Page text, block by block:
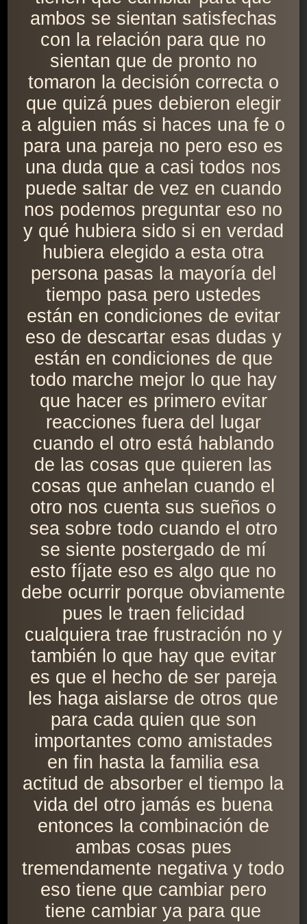
ambos se sientan satisfechas
con la relación para que no
sientan que de pronto no
tomaron la decisión correcta o
que quizá pues debieron elegir
a alguien más si haces una fe o
para una pareja no pero eso es
una duda que a casi todos nos
puede saltar de vez en cuando
nos podemos preguntar eso no
y qué hubiera sido si en verdad
hubiera elegido a esta otra
persona pasas la mayoría del
tiempo pasa pero ustedes
están en condiciones de evitar
eso de descartar esas dudas y
están en condiciones de que
todo marche mejor lo que hay
que hacer es primero evitar
reacciones fuera del lugar
cuando el otro está hablando
de las cosas que quieren las
cosas que anhelan cuando el
otro nos cuenta sus sueños o
sea sobre todo cuando el otro
se siente postergado de mí
esto fíjate eso es algo que no
debe ocurrir porque obviamente
pues le traen felicidad
cualquiera trae frustración no y
también lo que hay que evitar
es que el hecho de ser pareja
les haga aislarse de otros que
para cada quien que son
importantes como amistades
en fin hasta la familia esa
actitud de absorber el tiempo la
vida del otro jamás es buena
entonces la combinación de
ambas cosas pues
tremendamente negativa y todo
eso tiene que cambiar pero
tiene cambiar ya para que